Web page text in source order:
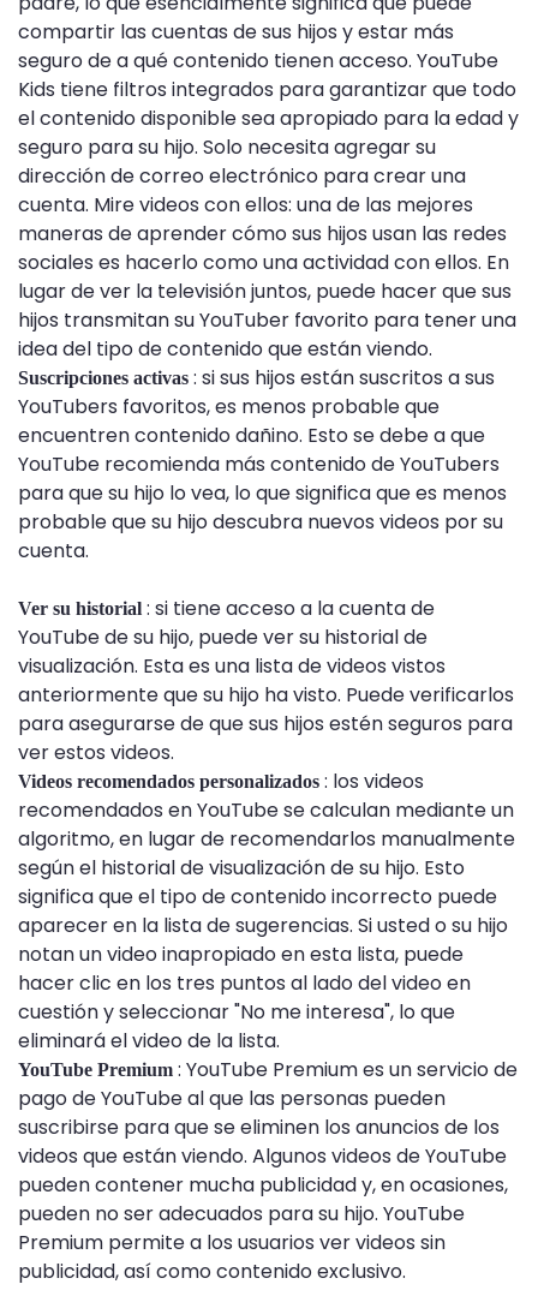
compartir las cuentas de sus hijos y estar más
seguro de a qué contenido tienen acceso. YouTube
Kids tiene filtros integrados para garantizar que todo
el contenido disponible sea apropiado para la edad y
seguro para su hijo. Solo necesita agregar su
dirección de correo electrónico para crear una
cuenta. Mire videos con ellos: una de las mejores
maneras de aprender cómo sus hijos usan las redes
sociales es hacerlo como una actividad con ellos. En
lugar de ver la televisión juntos, puede hacer que sus
hijos transmitan su YouTuber favorito para tener una
idea del tipo de contenido que están viendo.
Suscripciones activas : si sus hijos están suscritos a sus
YouTubers favoritos, es menos probable que
encuentren contenido dañino. Esto se debe a que
YouTube recomienda más contenido de YouTubers
para que su hijo lo vea, lo que significa que es menos
probable que su hijo descubra nuevos videos por su
cuenta.
Ver su historial : si tiene acceso a la cuenta de
YouTube de su hijo, puede ver su historial de
visualización. Esta es una lista de videos vistos
anteriormente que su hijo ha visto. Puede verificarlos
para asegurarse de que sus hijos estén seguros para
ver estos videos.
Videos recomendados personalizados : los videos
recomendados en YouTube se calculan mediante un
algoritmo, en lugar de recomendarlos manualmente
según el historial de visualización de su hijo. Esto
significa que el tipo de contenido incorrecto puede
aparecer en la lista de sugerencias. Si usted o su hijo
notan un video inapropiado en esta lista, puede
hacer clic en los tres puntos al lado del video en
cuestión y seleccionar "No me interesa", lo que
eliminará el video de la lista.
YouTube Premium : YouTube Premium es un servicio de
pago de YouTube al que las personas pueden
suscribirse para que se eliminen los anuncios de los
videos que están viendo. Algunos videos de YouTube
pueden contener mucha publicidad y, en ocasiones,
pueden no ser adecuados para su hijo. YouTube
Premium permite a los usuarios ver videos sin
publicidad, así como contenido exclusivo.